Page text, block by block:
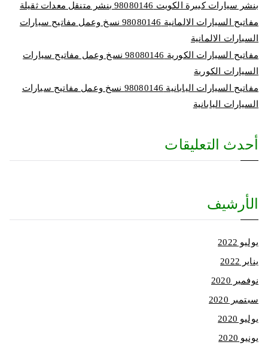
بنشر سيارات كبيرة الكويت 98080146‬ بنشر متنقل معدات ثقيلة
مفاتيح السيارات الالمانية 98080146‬ نسخ وعمل مفاتيح سيارات
السيارات الالمانية
مفاتيح السيارات الكورية 98080146‬ نسخ وعمل مفاتيح سيارات
السيارات الكورية
مفاتيح السيارات اليابانية 98080146‬ نسخ وعمل مفاتيح سيارات
السيارات اليابانية
أحدث التعليقات
الأرشيف
يوليو 2022
يناير 2022
نوفمبر 2020
سبتمبر 2020
يوليو 2020
يونيو 2020